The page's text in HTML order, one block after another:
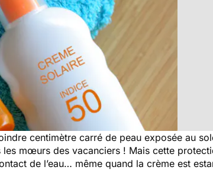
centimètre carré de peau exposée au
mœurs des vacanciers ! Mais cette
de l’eau… même quand la crème est